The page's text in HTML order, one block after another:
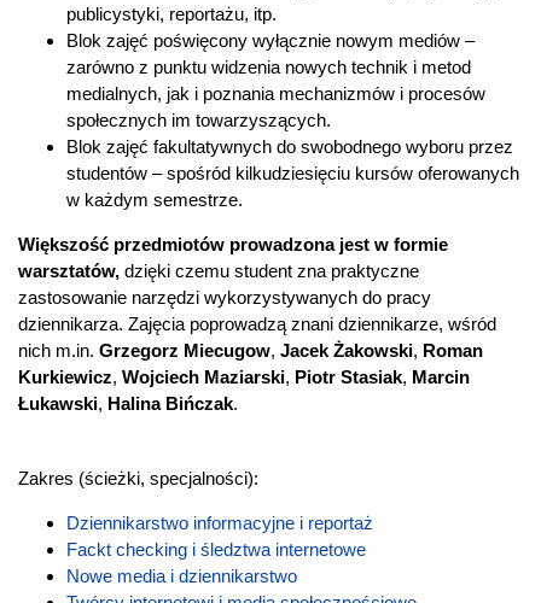
publicystyki, reportażu, itp.
Blok zajęć poświęcony wyłącznie nowym mediów –
zarówno z punktu widzenia nowych technik i metod
medialnych, jak i poznania mechanizmów i procesów
społecznych im towarzyszących.
Blok zajęć fakultatywnych do swobodnego wyboru przez
studentów – spośród kilkudziesięciu kursów oferowanych
w każdym semestrze.
Większość przedmiotów prowadzona jest w formie
warsztatów, dzięki czemu student zna praktyczne
zastosowanie narzędzi wykorzystywanych do pracy
dziennikarza. Zajęcia poprowadzą znani dziennikarze, wśród
nich m.in. Grzegorz Miecugow, Jacek Żakowski, Roman
Kurkiewicz, Wojciech Maziarski, Piotr Stasiak, Marcin
Łukawski, Halina Bińczak.
Zakres (ścieżki, specjalności):
Dziennikarstwo informacyjne i reportaż
Fackt checking i śledztwa internetowe
Nowe media i dziennikarstwo